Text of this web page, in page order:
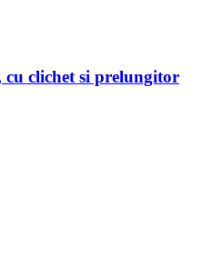
cu clichet si prelungitor